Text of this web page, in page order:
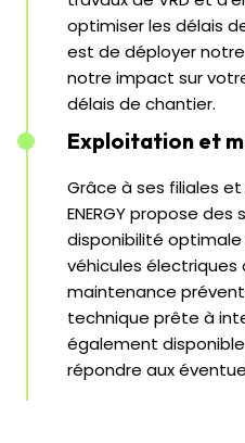
optimiser les délais
est de déployer
notre impact sur
délais de chantier.
Exploitation et
Grâce à ses filiales et
ENERGY propose
disponibilité
véhicules électriques
maintenance
technique prête à
également
répondre aux